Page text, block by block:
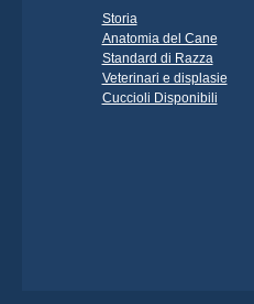
Storia
Anatomia del Cane
Standard di Razza
Veterinari e displasie
Cuccioli Disponibili